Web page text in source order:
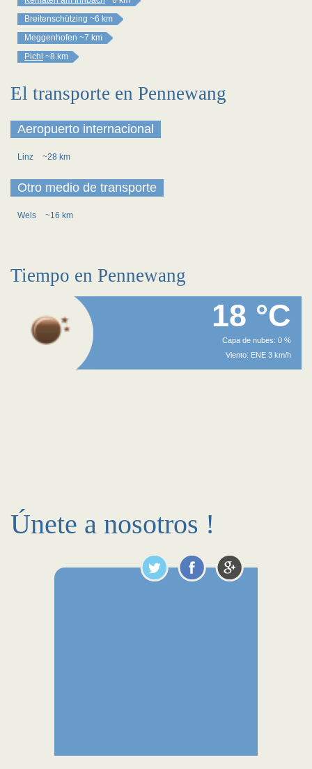
Breitenschützing ~6 km
Meggenhofen ~7 km
Pichl ~8 km
El transporte en Pennewang
Aeropuerto internacional
Linz ~28 km
Otro medio de transporte
Wels ~16 km
Tiempo en Pennewang
18 °C
Capa de nubes: 0 %
Viento: ENE 3 km/h
Únete a nosotros !